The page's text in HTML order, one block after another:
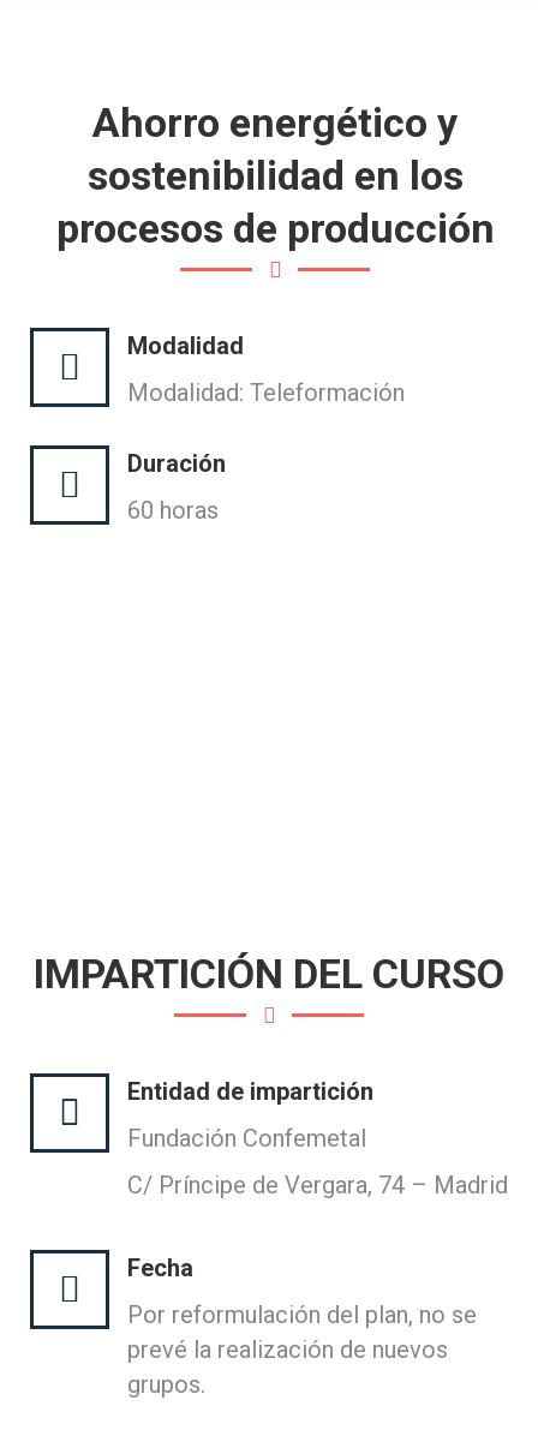
Ahorro energético y
sostenibilidad en los
procesos de producción
Modalidad
Modalidad: Teleformación
Duración
60 horas
IMPARTICIÓN DEL CURSO
Entidad de impartición
Fundación Confemetal
C/ Príncipe de Vergara, 74 – Madrid
Fecha
Por reformulación del plan, no se
prevé la realización de nuevos
grupos.